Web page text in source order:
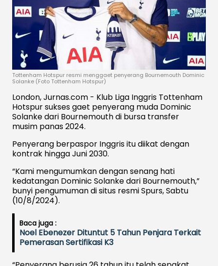
Tottenham Hotspur resmi menggaet penyerang Bournemouth Dominic
Solanke (Foto Tottenham Hotspur)
London, Jurnas.com - Klub Liga Inggris Tottenham
Hotspur sukses gaet penyerang muda Dominic
Solanke dari Bournemouth di bursa transfer
musim panas 2024.
Penyerang berpaspor Inggris itu diikat dengan
kontrak hingga Juni 2030.
“Kami mengumumkan dengan senang hati
kedatangan Dominic Solanke dari Bournemouth,”
bunyi pengumuman di situs resmi Spurs, Sabtu
(10/8/2024).
Baca juga :
Noel Ebenezer Dituntut 5 Tahun Penjara Terkait
Pemerasan Sertifikasi K3